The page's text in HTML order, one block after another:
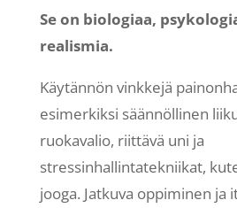
Se on biologiaa,
realismia.
Käytännön vinkkejä
esimerkiksi säännöllinen
ruokavalio, riittävä uni ja
stressinhallintatekniikat,
jooga. Jatkuva oppiminen ja